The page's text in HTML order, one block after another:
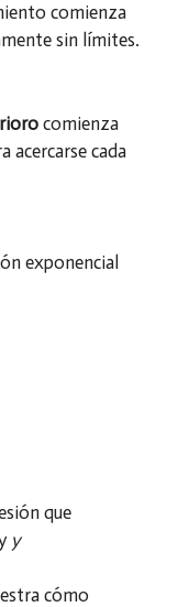
comienza
sin límites.
comienza
acercarse cada
exponencial
que
y
cómo